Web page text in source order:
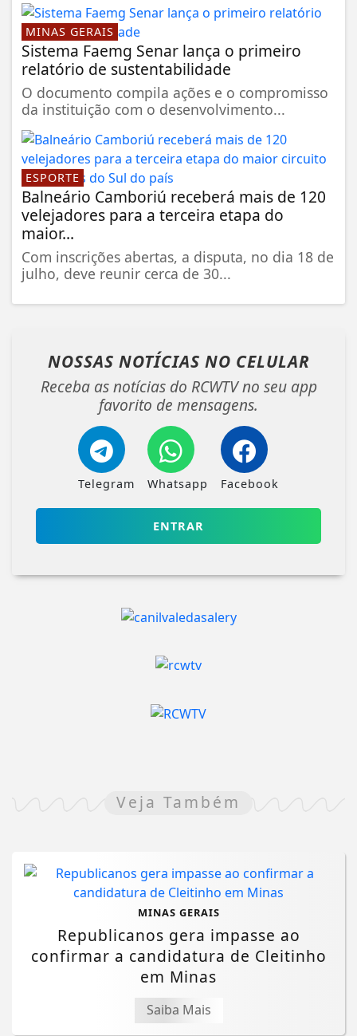
MINAS GERAIS
Sistema Faemg Senar lança o primeiro
relatório de sustentabilidade
O documento compila ações e o compromisso
da instituição com o desenvolvimento...
ESPORTE
Balneário Camboriú receberá mais de 120
velejadores para a terceira etapa do
maior...
Com inscrições abertas, a disputa, no dia 18 de
julho, deve reunir cerca de 30...
NOSSAS NOTÍCIAS NO CELULAR
Receba as notícias do RCWTV no seu app
favorito de mensagens.
Telegram Whatsapp Facebook
ENTRAR
Veja Também
MINAS GERAIS
Republicanos gera impasse ao
confirmar a candidatura de Cleitinho
em Minas
Saiba Mais